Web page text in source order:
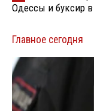
Одессы и буксир
Главное сегодня